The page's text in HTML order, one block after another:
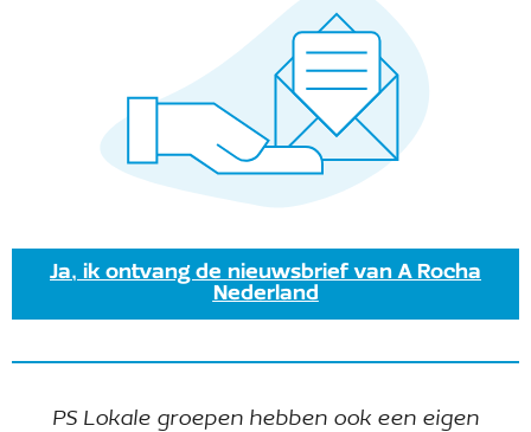
gaan een prachtige, maar foute exoot die in de
Biesbosch steeds meer terrein wint.
Lees verder »
De organisatie van A Rocha Biesbosch ligt in de
handen van ons kernteam. Zij stellen zich hier
Ja, ik ontvang de nieuwsbrief van A Rocha
Nederland
PS Lokale groepen hebben ook een eigen